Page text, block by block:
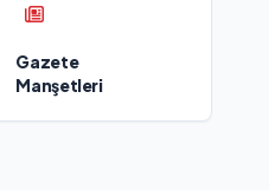
Gazete
Manşetleri